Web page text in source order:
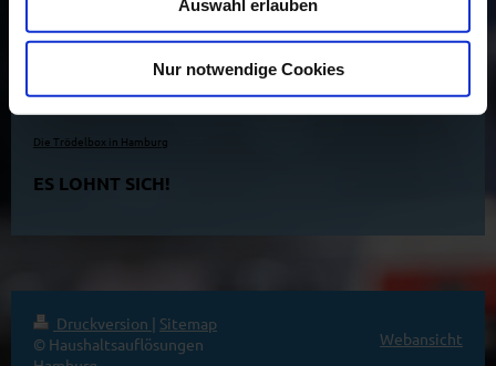
Auswahl erlauben
Nur notwendige Cookies
Aktuelles
Unser Tipp:
Die Trödelbox in Hamburg
ES LOHNT SICH!
Druckversion | Sitemap
© Haushaltsauflösungen
Webansicht